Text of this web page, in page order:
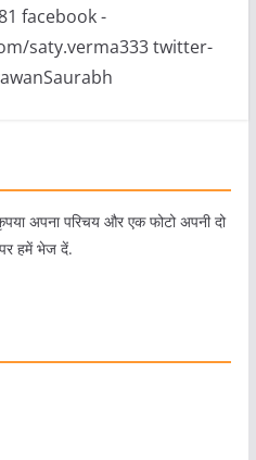
facebook -
saty.verma333 twitter-
अपना परिचय और एक फोटो अपनी दो
हमें भेज दें.